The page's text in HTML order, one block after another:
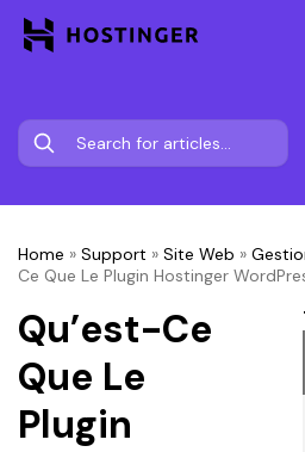
Home » Support » Site Web »
Ce Que Le Plugin Hostinger
Qu’est-Ce
Que Le
Plugin